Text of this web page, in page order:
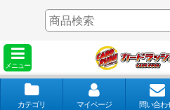
メニュー
カテゴリ マイページ 問い合わ